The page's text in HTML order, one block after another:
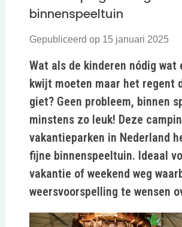
binnenspeeltuin
Gepubliceerd op 15 januari 2025
Wat als de kinderen nódig wat
kwijt moeten maar het regent
giet? Geen probleem, binnen
minstens zo leuk! Deze
vakantieparken in Nederland
fijne binnenspeeltuin. Ideaal
vakantie of weekend weg
weersvoorspelling te wensen